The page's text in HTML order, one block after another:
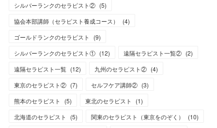
シルバーランクのセラピスト② (5)
協会本部講師（セラピスト養成コース）
(4)
ゴールドランクのセラピスト
(9)
シルバーランクのセラピスト① (12) 遠隔セラピスト一覧② (2)
遠隔セラピスト一覧 (12) 九州のセラピスト② (4)
東京のセラピスト② (7) セルフケア講師② (3)
熊本のセラピスト
(5) 東北のセラピスト (1)
北海道のセラピスト
(5) 関東のセラピスト（東京をのぞく） (10)